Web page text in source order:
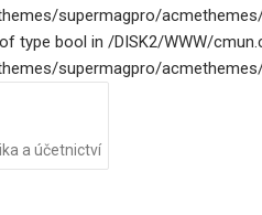
supermagpro/
type bool in /DISK2/WWW/
supermagpro/
a účetnictví